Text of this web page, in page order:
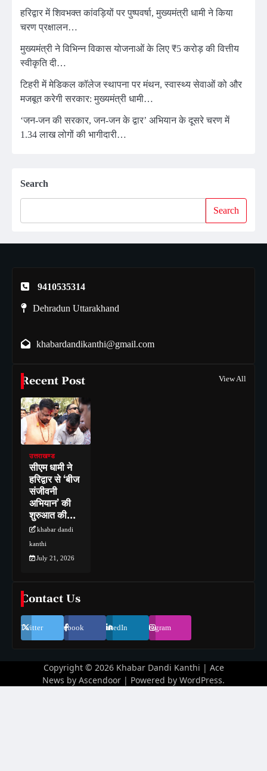
हरिद्वार में शिवभक्त कांवड़ियों पर पुष्पवर्षा, मुख्यमंत्री धामी ने किया
चरण प्रक्षालन…
मुख्यमंत्री ने विभिन्न विकास योजनाओं के लिए ₹5 करोड़ की वित्तीय
स्वीकृति दी…
टिहरी में मेडिकल कॉलेज स्थापना पर मंथन, स्वास्थ्य सेवाओं को और
मजबूत करेगी सरकार: मुख्यमंत्री धामी…
‘जन-जन की सरकार, जन-जन के द्वार’ अभियान के दूसरे चरण में
1.34 लाख लोगों की भागीदारी…
Search
Search
9410535314
Dehradun Uttarakhand
khabardandikanthi@gmail.com
Recent Post View All
उत्तराखण्ड
सीएम धामी ने
हरिद्वार से ‘बीज
संजीवनी
अभियान’ की
शुरुआत की…
khabar dandi
kanthi
July 21, 2026
Contact Us
Twitter Facebook LinkedIn Instagram
Copyright © 2026 Khabar Dandi Kanthi | Ace
News by Ascendoor | Powered by WordPress.